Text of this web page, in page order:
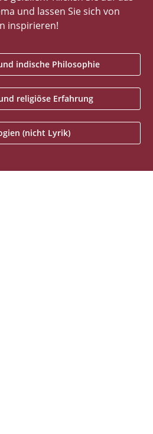
und lassen Sie sich von
inspirieren!
indische Philosophie
religiöse Erfahrung
(nicht Lyrik)